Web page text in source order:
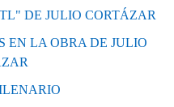
DE JULIO CORTÁZAR
EN LA OBRA DE JULIO